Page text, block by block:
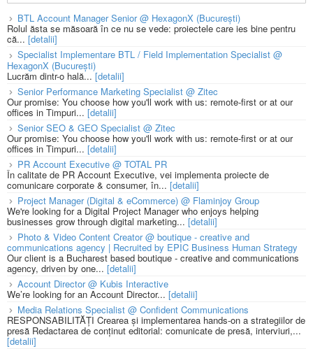
BTL Account Manager Senior @ HexagonX (București)
Rolul ăsta se măsoară în ce nu se vede: proiectele care ies bine pentru
că... [detalii]
Specialist Implementare BTL / Field Implementation Specialist @
HexagonX (București)
Lucrăm dintr-o hală...[detalii]
Senior Performance Marketing Specialist @ Zitec
Our promise: You choose how you'll work with us: remote-first or at our
offices in Timpuri... [detalii]
Senior SEO & GEO Specialist @ Zitec
Our promise: You choose how you'll work with us: remote-first or at our
offices in Timpuri... [detalii]
PR Account Executive @ TOTAL PR
În calitate de PR Account Executive, vei implementa proiecte de
comunicare corporate & consumer, în... [detalii]
Project Manager (Digital & eCommerce) @ Flaminjoy Group
We're looking for a Digital Project Manager who enjoys helping
businesses grow through digital marketing... [detalii]
Photo & Video Content Creator @ boutique - creative and
communications agency | Recruited by EPIC Business Human Strategy
Our client is a Bucharest based boutique - creative and communications
agency, driven by one... [detalii]
Account Director @ Kubis Interactive
We’re looking for an Account Director... [detalii]
Media Relations Specialist @ Confident Communications
RESPONSABILITĂȚI Crearea și implementarea hands-on a strategiilor de
presă Redactarea de conținut editorial: comunicate de presă, interviuri,...
[detalii]